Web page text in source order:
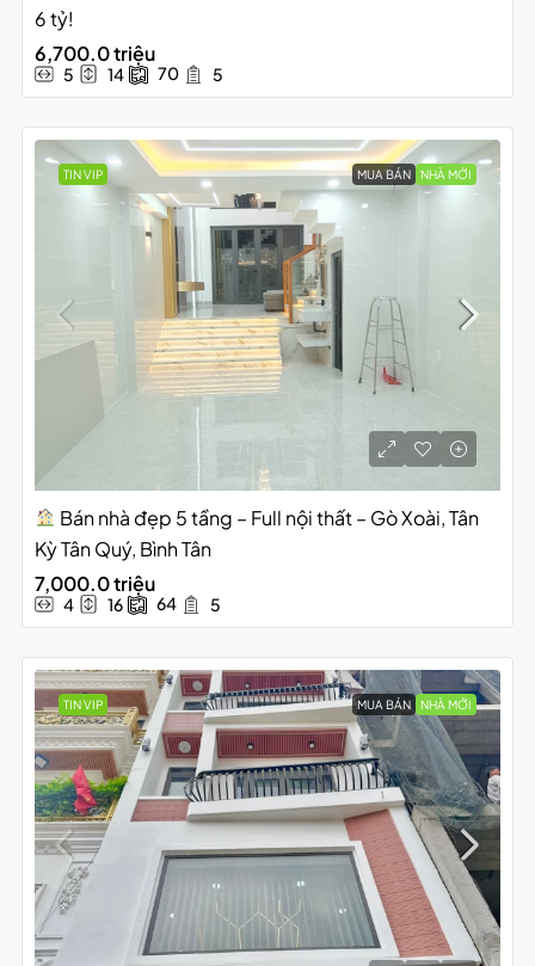
6 tỷ!
6,700.0 triệu
5 14 70 5
TIN VIP MUA BÁN NHÀ MỚI
Bán nhà đẹp 5 tầng – Full nội thất – Gò Xoài, Tân
Kỳ Tân Quý, Bình Tân
7,000.0 triệu
4 16 64 5
TIN VIP MUA BÁN NHÀ MỚI